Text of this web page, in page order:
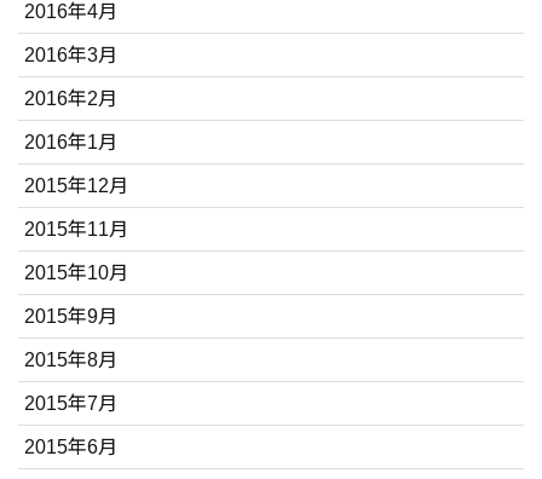
2016年4月
2016年3月
2016年2月
2016年1月
2015年12月
2015年11月
2015年10月
2015年9月
2015年8月
2015年7月
2015年6月